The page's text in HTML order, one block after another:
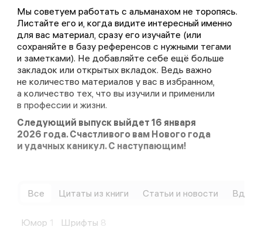
Мы советуем работать с альманахом не торопясь.
Листайте его и, когда видите интересный именно
для вас материал, сразу его изучайте (или
сохраняйте в базу референсов с нужными тегами
и заметками). Не добавляйте себе ещё больше
закладок или открытых вкладок. Ведь важно
не количество материалов у вас в избранном,
а количество тех, что вы изучили и применили
в профессии и жизни.
Следующий выпуск выйдет 16 января
2026 года. Счастливого вам Нового года
и удачных каникул. С наступающим!
Все Цитаты из книги Статьи и новости
Юмор 1 Шрифты 8